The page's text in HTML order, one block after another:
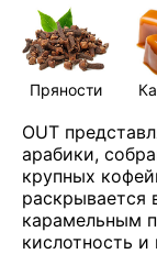
Пряности
OUT
арабики,
крупных
раскрывается
карамельным
кислотность и